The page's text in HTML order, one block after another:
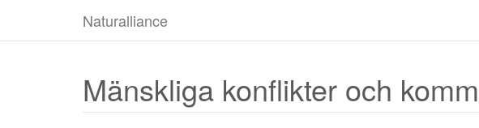
Naturalliance
Mänskliga konflikter och